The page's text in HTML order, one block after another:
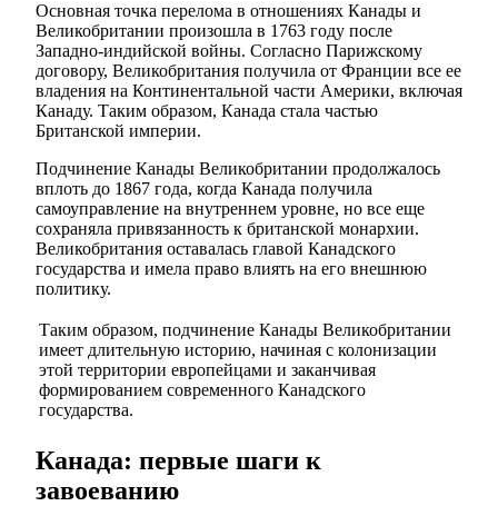
Основная точка перелома в отношениях Канады и
Великобритании произошла в 1763 году после
Западно-индийской войны. Согласно Парижскому
договору, Великобритания получила от Франции все ее
владения на Континентальной части Америки, включая
Канаду. Таким образом, Канада стала частью
Британской империи.
Подчинение Канады Великобритании продолжалось
вплоть до 1867 года, когда Канада получила
самоуправление на внутреннем уровне, но все еще
сохраняла привязанность к британской монархии.
Великобритания оставалась главой Канадского
государства и имела право влиять на его внешнюю
политику.
Таким образом, подчинение Канады Великобритании
имеет длительную историю, начиная с колонизации
этой территории европейцами и заканчивая
формированием современного Канадского
государства.
Канада: первые шаги к
завоеванию